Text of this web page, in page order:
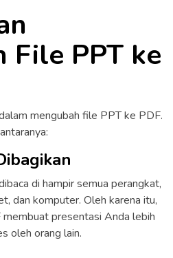
File PPT ke
mengubah file PPT ke PDF.
di hampir semua perangkat,
dan komputer. Oleh karena itu,
presentasi Anda lebih
oleh orang lain.